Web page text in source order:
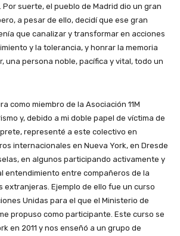
suerte, el pueblo de Madrid dio un gran
a pesar de ello, decidí que ese gran
que canalizar y transformar en acciones
y la tolerancia, y honrar la memoria
una persona noble, pacífica y vital, todo un
como miembro de la Asociación 11M
y, debido a mi doble papel de víctima de
representé a este colectivo en
internacionales en Nueva York, en Dresde
en algunos participando activamente y
entendimiento entre compañeros de la
extranjeras. Ejemplo de ello fue un curso
Unidas para el que el Ministerio de
propuso como participante. Este curso se
en 2011 y nos enseñó a un grupo de